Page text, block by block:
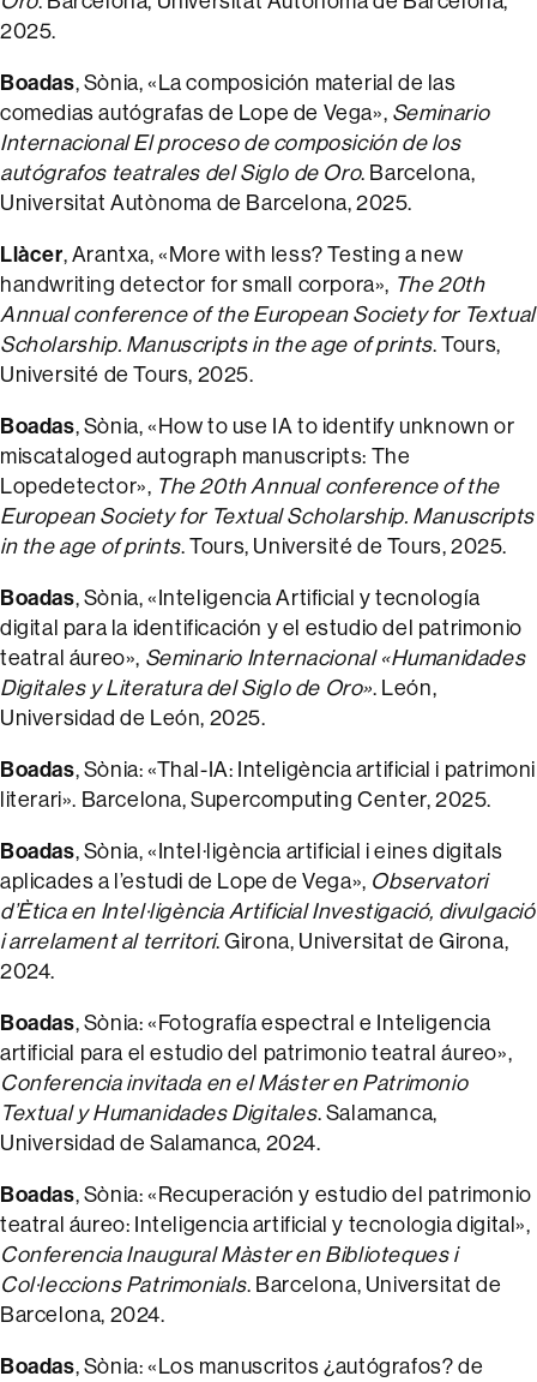
2025.
Boadas, Sònia, «La composición material de las
comedias autógrafas de Lope de Vega», Seminario
Internacional El proceso de composición de los
autógrafos teatrales del Siglo de Oro. Barcelona,
Universitat Autònoma de Barcelona, 2025.
Llàcer, Arantxa, «More with less? Testing a new
handwriting detector for small corpora», The 20th
Annual conference of the European Society for Textual
Scholarship. Manuscripts in the age of prints. Tours,
Université de Tours, 2025.
Boadas, Sònia, «How to use IA to identify unknown or
miscataloged autograph manuscripts: The
Lopedetector», The 20th Annual conference of the
European Society for Textual Scholarship. Manuscripts
in the age of prints. Tours, Université de Tours, 2025.
Boadas, Sònia, «Inteligencia Artificial y tecnología
digital para la identificación y el estudio del patrimonio
teatral áureo», Seminario Internacional «Humanidades
Digitales y Literatura del Siglo de Oro». León,
Universidad de León, 2025.
Boadas, Sònia: «Thal-IA: Inteligència artificial i patrimoni
literari». Barcelona, Supercomputing Center, 2025.
Boadas, Sònia, «Intel·ligència artificial i eines digitals
aplicades a l’estudi de Lope de Vega», Observatori
d’Ètica en Intel·ligència Artificial Investigació, divulgació
i arrelament al territori. Girona, Universitat de Girona,
2024.
Boadas, Sònia: «Fotografía espectral e Inteligencia
artificial para el estudio del patrimonio teatral áureo»,
Conferencia invitada en el Máster en Patrimonio
Textual y Humanidades Digitales. Salamanca,
Universidad de Salamanca, 2024.
Boadas, Sònia: «Recuperación y estudio del patrimonio
teatral áureo: Inteligencia artificial y tecnologia digital»,
Conferencia Inaugural Màster en Biblioteques i
Col·leccions Patrimonials. Barcelona, Universitat de
Barcelona, 2024.
Boadas, Sònia: «Los manuscritos ¿autógrafos? de